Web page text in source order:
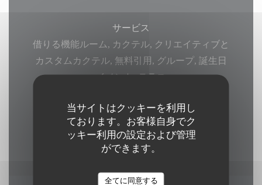
当サイトはクッキーを利用し
ております。お客様自身でク
ッキー利用の設定および管理
ができます。
全てに同意する
サービス
借りる機能ルーム, カクテル, クリエイティブと
カスタムカクテル, 無料引用, グループ, 誕生日
イベント, テラス
ご利用可能なお支払い方法
アメックス, ユーロカード /マスターカード, 現
金, ビザ, カルトブルー